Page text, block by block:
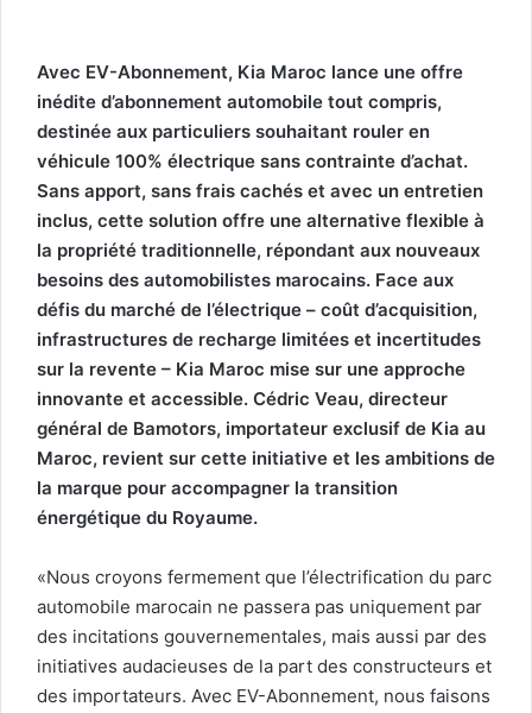
Avec EV-Abonnement, Kia Maroc lance une offre
inédite d’abonnement automobile tout compris,
destinée aux particuliers souhaitant rouler en
véhicule 100% électrique sans contrainte d’achat.
Sans apport, sans frais cachés et avec un entretien
inclus, cette solution offre une alternative flexible à
la propriété traditionnelle, répondant aux nouveaux
besoins des automobilistes marocains. Face aux
défis du marché de l’électrique – coût d’acquisition,
infrastructures de recharge limitées et incertitudes
sur la revente – Kia Maroc mise sur une approche
innovante et accessible. Cédric Veau, directeur
général de Bamotors, importateur exclusif de Kia au
Maroc, revient sur cette initiative et les ambitions de
la marque pour accompagner la transition
énergétique du Royaume.
«Nous croyons fermement que l’électrification du parc
automobile marocain ne passera pas uniquement par
des incitations gouvernementales, mais aussi par des
initiatives audacieuses de la part des constructeurs et
des importateurs. Avec EV-Abonnement, nous faisons